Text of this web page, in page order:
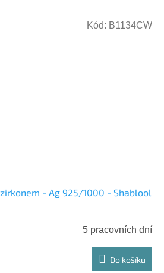
- Ag 925/1000 - Shablool
5 pracovních dní
Do košíku
Kód: B1134CW